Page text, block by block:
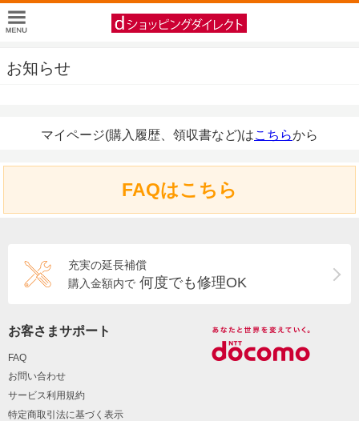
お知らせ
マイページ(購入履歴、領収書など)はこちらから
FAQはこちら
充実の延長補償
購入金額内で 何度でも修理OK
お客さまサポート
FAQ
お問い合わせ
サービス利用規約
特定商取引法に基づく表示